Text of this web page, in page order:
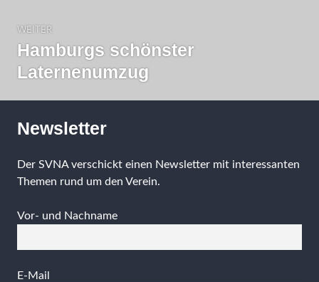
WEITER
Nächster
Beitrag:
Hamburgs schönster
Laternenumzug
Newsletter
Der SVNA verschickt einen Newsletter mit interessanten
Themen rund um den Verein.
Vor- und Nachname
E-Mail